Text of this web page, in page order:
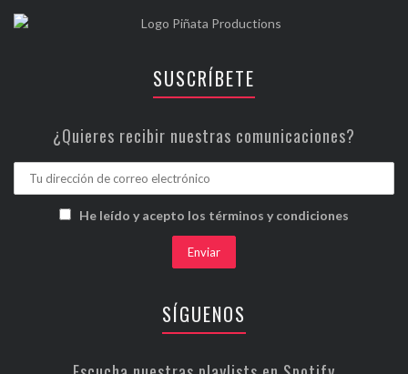
SUSCRÍBETE
¿Quieres recibir nuestras comunicaciones?
He leído y acepto los términos y condiciones
SÍGUENOS